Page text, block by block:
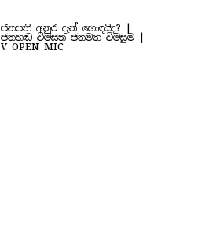
ජනපති අනුර දැන් හොඳයිද? |
ජනහඬ විමසන ජනමත විමසුම |
V OPEN MIC